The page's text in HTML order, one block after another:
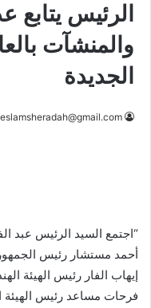
الرئيس
والمنشآت
الجديدة
eslamsheradah@gmail.com
“اجتمع السيد الرئيس عبد
أحمد مستشار رئيس
إيهاب الفار رئيس الهيئة
فرحات مساعد رئيس الهيئة